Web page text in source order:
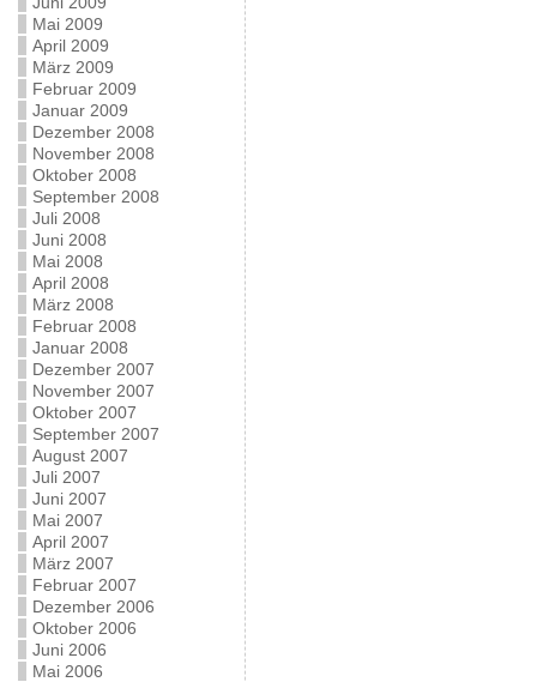
Mai 2009
April 2009
März 2009
Februar 2009
Januar 2009
Dezember 2008
November 2008
Oktober 2008
September 2008
Juli 2008
Juni 2008
Mai 2008
April 2008
März 2008
Februar 2008
Januar 2008
Dezember 2007
November 2007
Oktober 2007
September 2007
August 2007
Juli 2007
Juni 2007
Mai 2007
April 2007
März 2007
Februar 2007
Dezember 2006
Oktober 2006
Juni 2006
Mai 2006